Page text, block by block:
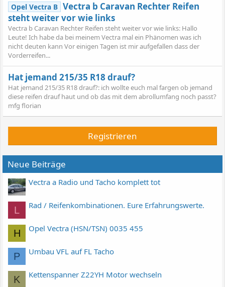
Opel Vectra B Vectra b Caravan Rechter Reifen
steht weiter vor wie links
Vectra b Caravan Rechter Reifen steht weiter vor wie links: Hallo
Leute! Ich habe da bei meinem Vectra mal ein Phänomen was ich
nicht deuten kann Vor einigen Tagen ist mir aufgefallen dass der
Vorderreifen...
Hat jemand 215/35 R18 drauf?
Hat jemand 215/35 R18 drauf?: ich wollte euch mal fargen ob jemand
diese reifen drauf haut und ob das mit dem abrollumfang noch passt?
mfg florian
Registrieren
Neue Beiträge
Vectra a Radio und Tacho komplett tot
L Rad / Reifenkombinationen. Eure Erfahrungswerte.
H Opel Vectra (HSN/TSN) 0035 455
P Umbau VFL auf FL Tacho
K Kettenspanner Z22YH Motor wechseln